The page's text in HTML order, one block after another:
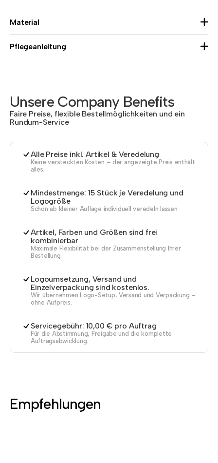
Material
Pflegeanleitung
Unsere Company Benefits
Faire Preise, flexible Bestellmöglichkeiten und ein
Rundum-Service
Alle Preise inkl. Artikel & Veredelung
Keine versteckten Kosten – der angezeigte Preis enthält
alles.
Mindestmenge: 15 Stück je Veredelung und
Logogröße
Schon ab kleiner Auflage individuell veredeln lassen.
Artikel, Farben und Größen sind frei
kombinierbar
Maximale Flexibilität bei der Zusammenstellung Ihrer
Bestellung.
Logoumsetzung, Versand und
Einzelverpackung sind kostenlos.
Wir übernehmen Logo-Setup, Versand und Verpackung –
ohne Aufpreis.
Servicegebühr: 10,00 € pro Auftrag
Für die Abstimmung, Freigabe und die komplette
Auftragsabwicklung.
Empfehlungen